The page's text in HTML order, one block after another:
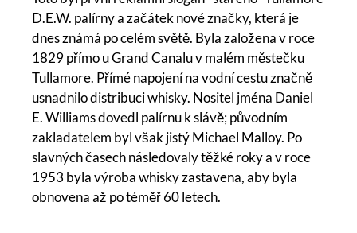
D.E.W. palírny a začátek nové značky, která je
dnes známá po celém světě. Byla založena v roce
1829 přímo u Grand Canalu v malém městečku
Tullamore. Přímé napojení na vodní cestu značně
usnadnilo distribuci whisky. Nositel jména Daniel
E. Williams dovedl palírnu k slávě; původním
zakladatelem byl však jistý Michael Malloy. Po
slavných časech následovaly těžké roky a v roce
1953 byla výroba whisky zastavena, aby byla
obnovena až po téměř 60 letech.